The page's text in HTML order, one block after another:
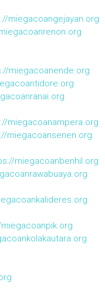
miegacoangejayan.org
miegacoanende.org
miegacoanampera.org
miegacoansenen.org
miegacoanbenhil.org